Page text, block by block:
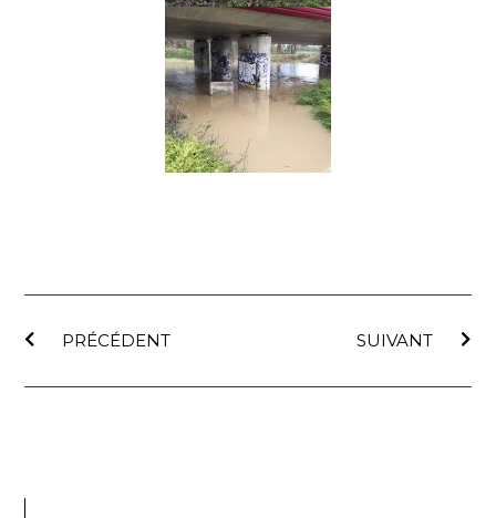
PRÉCÉDENT SUIVANT